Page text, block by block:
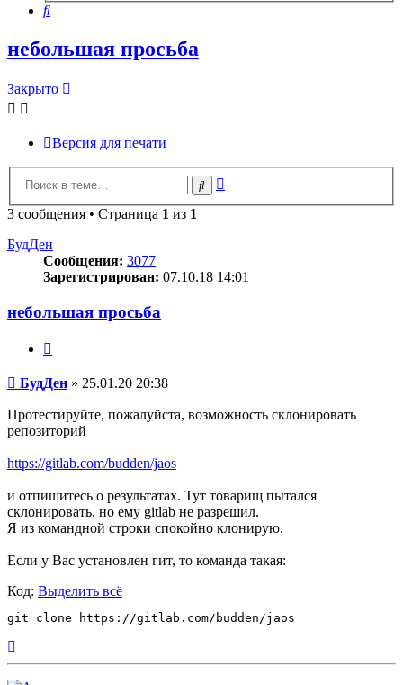
Поиск
небольшая просьба
Закрыто
Версия для печати
Поиск
3 сообщения • Страница 1 из 1
БудДен
Сообщения: 3077
Зарегистрирован: 07.10.18 14:01
небольшая просьба
Сообщение
БудДен » 25.01.20 20:38
Протестируйте, пожалуйста, возможность склонировать
репозиторий
https://gitlab.com/budden/jaos
и отпишитесь о результатах. Тут товарищ пытался
склонировать, но ему gitlab не разрешил.
Я из командной строки спокойно клонирую.
Если у Вас установлен гит, то команда такая:
Код: Выделить всё
к
началу